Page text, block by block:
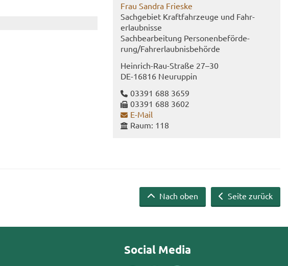
Frau San­dra Fries­ke
Sach­ge­biet Kraft­fahr­zeu­ge und Fahr­
erlaub­nis­se
Sach­be­ar­bei­tung Per­so­nen­be­för­de­
rung/Fahr­erlaub­nis­be­hör­de
Heinrich-​Rau-Straße 27–30
DE-​16816 Neu­rup­pin
03391 688 3659
03391 688 3602
E-​Mail
Raum: 118
Seite zurück
Nach oben
Social Media